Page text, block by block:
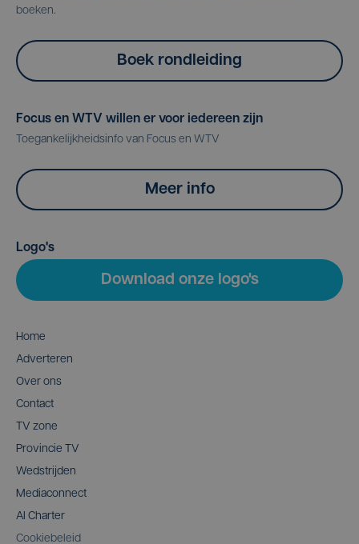
boeken.
Boek rondleiding
Focus en WTV willen er voor iedereen zijn
Toegankelijkheidsinfo van Focus en WTV
Meer info
Logo's
Download onze logo's
Home
Adverteren
Over ons
Contact
TV zone
Provincie TV
Wedstrijden
Mediaconnect
AI Charter
Cookiebeleid